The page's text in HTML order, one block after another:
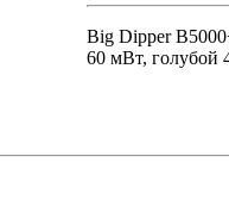
Big Dipper
60 мВт, голубой